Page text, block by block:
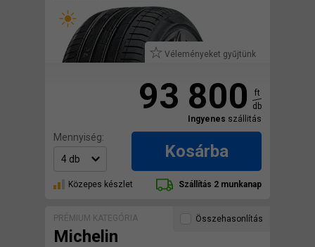
Véleményeket gyűjtünk
93 800
ft
db
Ingyenes szállitás
Mennyiség:
Kosárba
Közepes készlet Szállítás 2 munkanap
PRÉMIUM KATEGÓRIA
Michelin
Összehasonlítás